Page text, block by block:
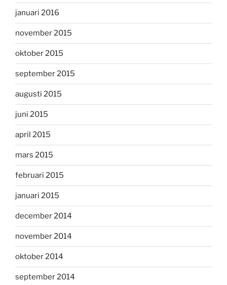
januari 2016
november 2015
oktober 2015
september 2015
augusti 2015
juni 2015
april 2015
mars 2015
februari 2015
januari 2015
december 2014
november 2014
oktober 2014
september 2014